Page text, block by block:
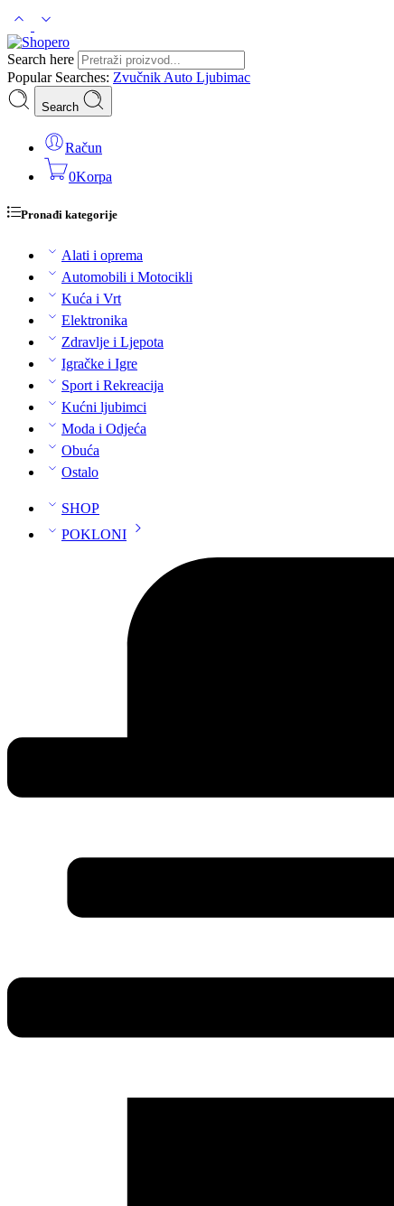
Search here
Popular Searches: Zvučnik Auto Ljubimac
Search
Račun
0Korpa
Pronađi kategorije
Alati i oprema
Automobili i Motocikli
Kuća i Vrt
Elektronika
Zdravlje i Ljepota
Igračke i Igre
Sport i Rekreacija
Kućni ljubimci
Moda i Odjeća
Obuća
Ostalo
SHOP
POKLONI